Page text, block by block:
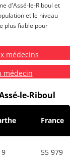
d'Assé-le-Riboul et
et le niveau
plus fiable pour
médecins
médecin
le-Riboul
France
55 979